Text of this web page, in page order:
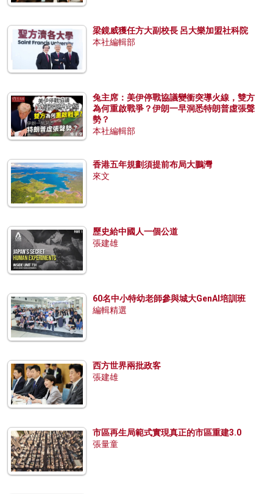
梁鏡威獲任方大副校長 呂大樂加盟社科院
本社編輯部
兔主席：美伊停戰協議變衝突導火線，雙方
為何重啟戰爭？伊朗一早洞悉特朗普虛張聲
勢？
本社編輯部
香港五年規劃須提前布局大鵬灣
來文
歷史給中國人一個公道
張建雄
60名中小特幼老師參與城大GenAI培訓班
編輯精選
西方世界兩批政客
張建雄
市區再生局範式實現真正的市區重建3.0
張量童